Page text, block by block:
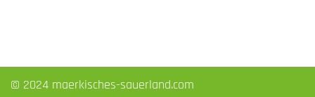
© 2024 maerkisches-sauerland.com